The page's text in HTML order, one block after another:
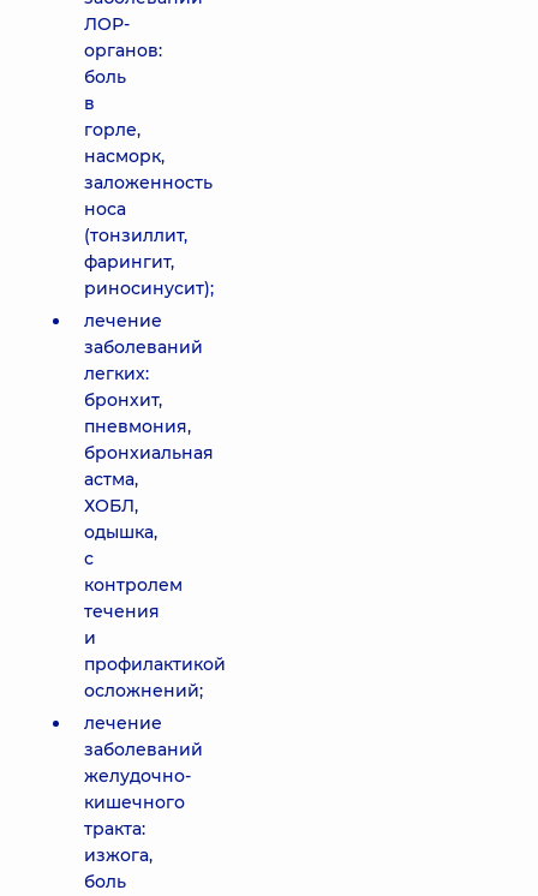
ЛОР-
органов:
боль
в
горле,
насморк,
заложенность
носа
(тонзиллит,
фарингит,
риносинусит);
лечение
заболеваний
легких:
бронхит,
пневмония,
бронхиальная
астма,
ХОБЛ,
одышка,
с
контролем
течения
и
профилактикой
осложнений;
лечение
заболеваний
желудочно-
кишечного
тракта:
изжога,
боль